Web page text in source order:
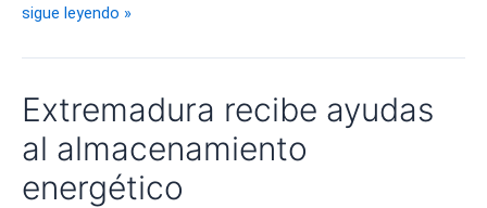
La
de
sigue leyendo »
Extremadura recibe ayudas
al almacenamiento
energético